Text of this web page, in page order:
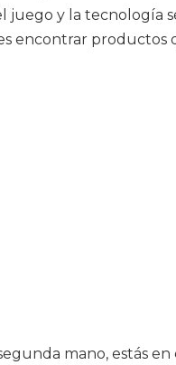
y la
encontrar
mano, estás